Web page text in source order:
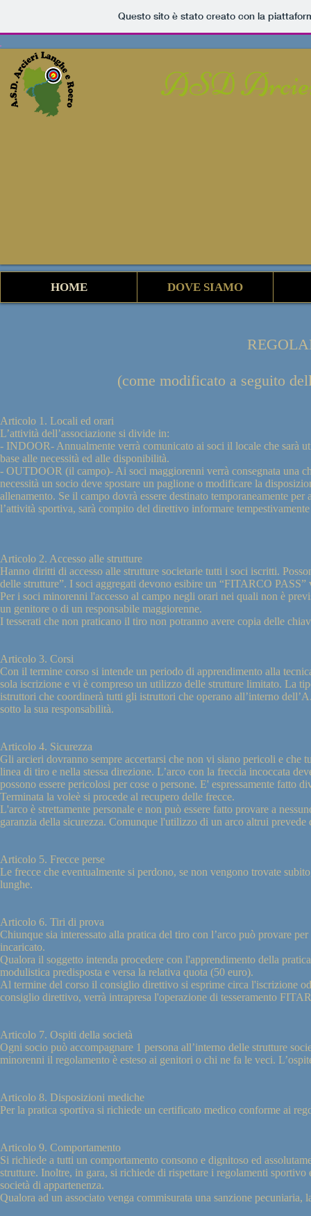
Questo sito è stato creato con la
ASD
HOME DOVE SIAMO
(come modificato a seguito
Articolo 1. Locali ed orari
L’attività dell’associazione si divide in:
- INDOOR- Annualmente verrà comunicato ai soci il locale che sarà
base alle necessità ed alle disponibilità.
- OUTDOOR (il campo)- Ai soci maggiorenni verrà consegnata una
necessità un socio deve spostare un paglione o modificare la
allenamento. Se il campo dovrà essere destinato temporaneamente
l’attività sportiva, sarà compito del direttivo informare
Articolo 2. Accesso alle strutture
Hanno diritti di accesso alle strutture societarie tutti i soci iscritti.
delle strutture”. I soci aggregati devono esibire un “FITARCO
Per i soci minorenni l'accesso al campo negli orari nei quali non è
un genitore o di un responsabile maggiorenne.
I tesserati che non praticano il tiro non potranno avere copia delle
Articolo 3. Corsi
Con il termine corso si intende un periodo di apprendimento alla
sola iscrizione e vi è compreso un utilizzo delle strutture limitato. La
istruttori che coordinerà tutti gli istruttori che operano all’interno
sotto la sua responsabilità.
Articolo 4. Sicurezza
Gli arcieri dovranno sempre accertarsi che non vi siano pericoli e che
linea di tiro e nella stessa direzione. L’arco con la freccia incoccata
possono essere pericolosi per cose o persone. E' espressamente fatto
Terminata la voleè si procede al recupero delle frecce.
L'arco è strettamente personale e non può essere fatto provare a
garanzia della sicurezza. Comunque l'utilizzo di un arco altrui
Articolo 5. Frecce perse
Le frecce che eventualmente si perdono, se non vengono trovate
lunghe.
Articolo 6. Tiri di prova
Chiunque sia interessato alla pratica del tiro con l’arco può provare
incaricato.
Qualora il soggetto intenda procedere con l'apprendimento della
modulistica predisposta e versa la relativa quota (50 euro).
Al termine del corso il consiglio direttivo si esprime circa l'iscrizione
consiglio direttivo, verrà intrapresa l'operazione di tesseramento
Articolo 7. Ospiti della società
Ogni socio può accompagnare 1 persona all’interno delle strutture
minorenni il regolamento è esteso ai genitori o chi ne fa le veci.
Articolo 8. Disposizioni mediche
Per la pratica sportiva si richiede un certificato medico conforme ai
Articolo 9. Comportamento
Si richiede a tutti un comportamento consono e dignitoso ed
strutture. Inoltre, in gara, si richiede di rispettare i regolamenti
società di appartenenza.
Qualora ad un associato venga commisurata una sanzione